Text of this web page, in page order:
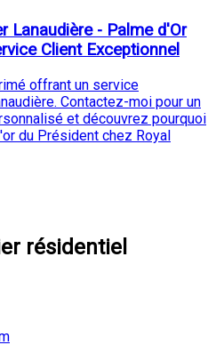
Lanaudière - Palme d'Or
Client Exceptionnel
offrant un service
Contactez-moi pour un
et découvrez pourquoi
du Président chez Royal
résidentiel